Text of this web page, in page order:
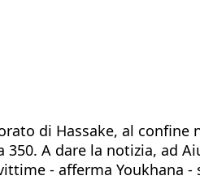
di Hassake, al
A dare la notizia, ad
- afferma Youkhana